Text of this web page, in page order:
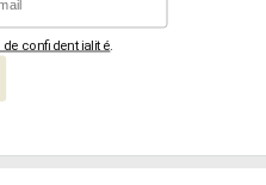
de confidentialité